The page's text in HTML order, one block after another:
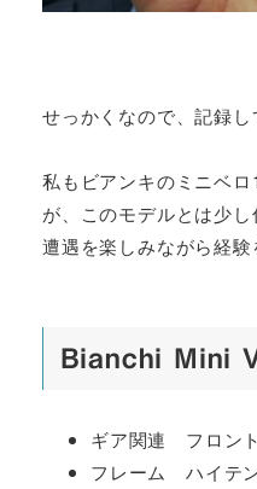
せっかくなので、記録し
私もビアンキのミニベ
が、このモデルとは少
遭遇を楽しみながら経験
Bianchi Mini
ギア関連 フロン
フレーム ハイテ